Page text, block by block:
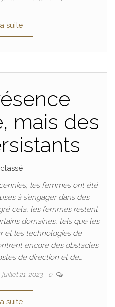
suite
mais des
les femmes ont été
à s’engager dans des
cela, les femmes restent
domaines, tels que les
et les technologies de
encore des obstacles
de direction et de…
juillet 21, 2023 0
suite